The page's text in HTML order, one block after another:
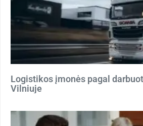
Logistikos įmonės pagal
Vilniuje